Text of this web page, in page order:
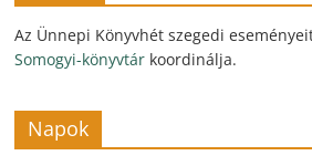
Az Ünnepi Könyvhét szegedi
Somogyi-könyvtár koordinálja.
Napok